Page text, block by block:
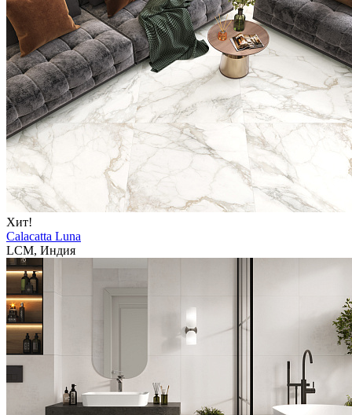
Хит!
Calacatta Luna
LCM, Индия